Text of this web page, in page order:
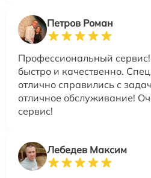
Петров Роман
Профессиональный
быстро и качественно.
отлично справились с
отличное обслуживание!
сервис!
Лебедев Максим